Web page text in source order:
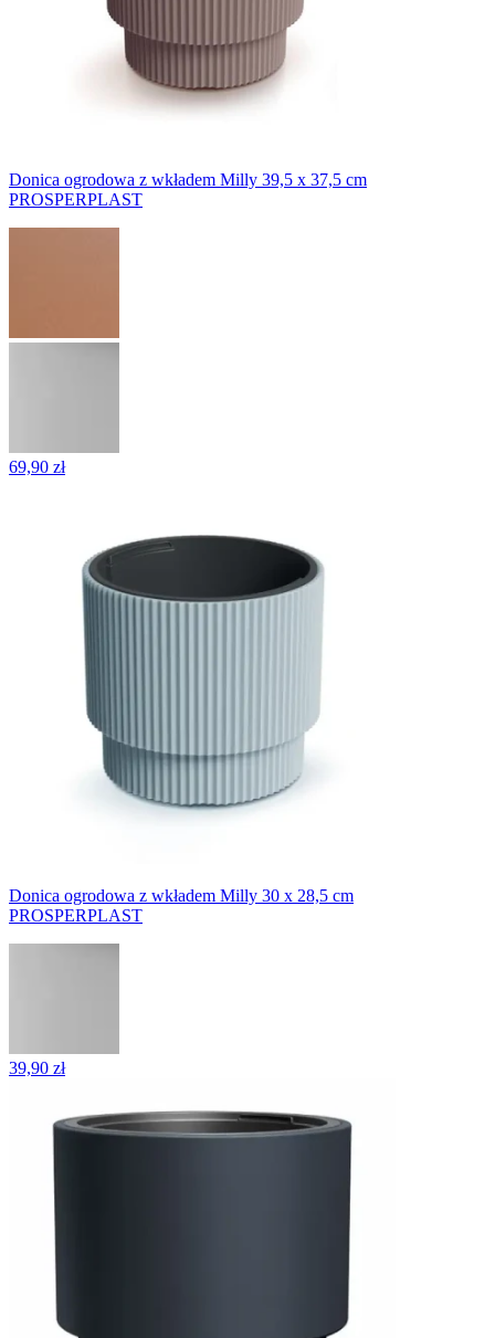
Donica ogrodowa z wkładem Milly 39,5 x 37,5 cm
PROSPERPLAST
69,90 zł
Donica ogrodowa z wkładem Milly 30 x 28,5 cm
PROSPERPLAST
39,90 zł